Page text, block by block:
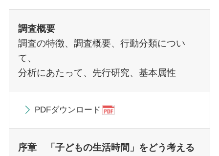
調査概要
調査の特徴、調査概要、行動分類につい
て、
分析にあたって、先行研究、基本属性
PDFダウンロード
序章 「子どもの生活時間」をどう考える